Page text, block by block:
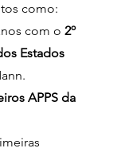
como:
com o 2º
Estados
APPS da